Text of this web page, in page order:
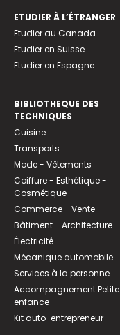
ETUDIER À L’ÉTRANGER
Etudier au Canada
Etudier en Suisse
Etudier en Espagne
BIBLIOTHEQUE DES
TECHNIQUES
Cuisine
Transports
Mode - Vêtements
Coiffure - Esthétique -
Cosmétique
Commerce - Vente
Bâtiment - Architecture
Électricité
Mécanique automobile
Services à la personne
Accompagnement Petite
enfance
Kit auto-entrepreneur